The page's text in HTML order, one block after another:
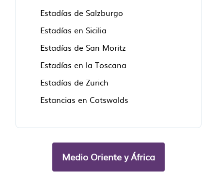
Estadías de Salzburgo
Estadías en Sicilia
Estadías de San Moritz
Estadías en la Toscana
Estadías de Zurich
Estancias en Cotswolds
Medio Oriente y África